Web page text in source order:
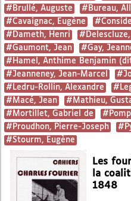
#Brullé, Auguste
#Bureau,
#Cavaignac, Eugène
#Dameth, Henri
#Gaumont, Jean
#Gay,
#Hamel, Anthime Benjamin
#Jeanneney, Jean-Marcel
#Ledru-Rollin, Alexandre
#Macé, Jean
#Mathieu,
#Mortillet, Gabriel de
#Proudhon, Pierre-Joseph
#Stourm, Eugène
Les
la
1848